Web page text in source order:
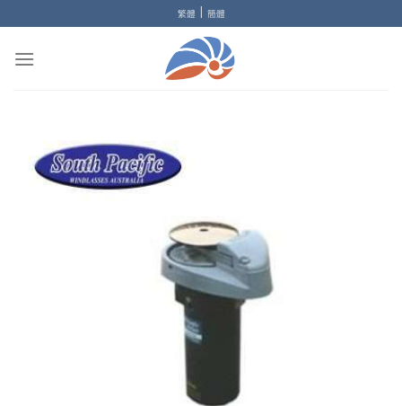
to
content
繁體 | 簡體